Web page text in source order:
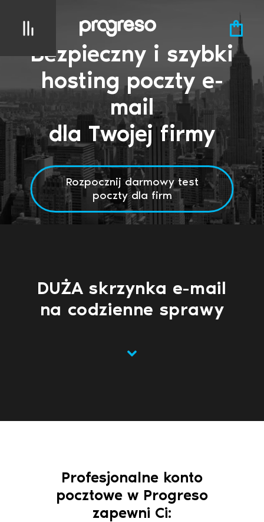
Bezpieczny i szybki
hosting poczty e-
mail
dla Twojej firmy
Rozpocznij darmowy test
poczty dla firm
DUŻA skrzynka e-mail
na codzienne sprawy
Profesjonalne konto
pocztowe w Progreso
zapewni Ci: